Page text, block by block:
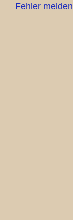
Fehler melden